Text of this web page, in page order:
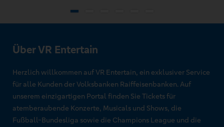
Über VR Entertain
Herzlich willkommen auf VR Entertain, ein exklusiver Service
für alle Kunden der Volksbanken Raiffeisenbanken. Auf
unserem einzigartigen Portal finden Sie Tickets für
atemberaubende Konzerte, Musicals und Shows, die
Fußball-Bundesliga sowie die Champions League und die